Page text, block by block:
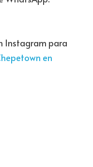
Instagram para
en